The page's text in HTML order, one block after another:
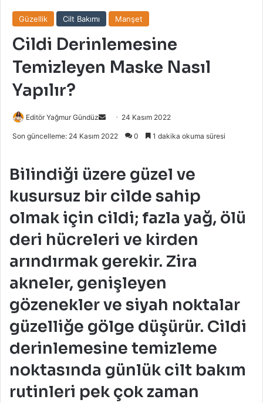
Güzellik Cilt Bakımı Manşet
Cildi Derinlemesine
Temizleyen Maske Nasıl
Yapılır?
Editör Yağmur Gündüz
Bir
24 Kasım 2022
Son güncelleme: 24 Kasım 2022 0 1 dakika okuma süresi
Bilindiği üzere güzel ve
kusursuz bir cilde sahip
olmak için cildi; fazla yağ, ölü
deri hücreleri ve kirden
arındırmak gerekir. Zira
akneler, genişleyen
gözenekler ve siyah noktalar
güzelliğe gölge düşürür. Cildi
derinlemesine temizleme
noktasında günlük cilt bakım
rutinleri pek çok zaman